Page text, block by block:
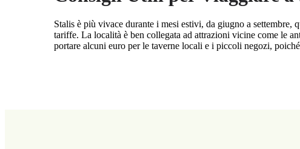
Stalis è più vivace durante i mesi estivi, da giugno a
tariffe. La località è ben collegata ad attrazioni vicine come le
portare alcuni euro per le taverne locali e i piccoli negozi,